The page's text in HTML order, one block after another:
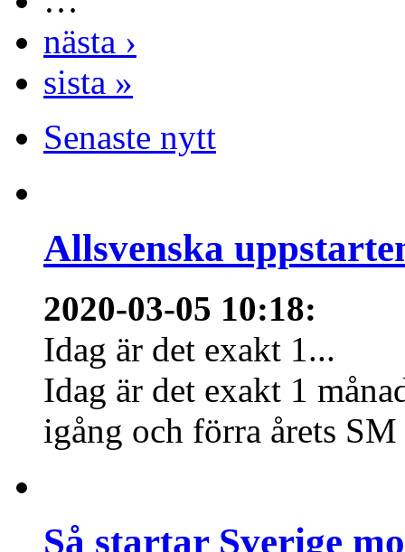
nästa ›
sista »
Senaste nytt
Allsvenska
2020-03-05 10:18:
Idag är det exakt 1...
Idag är det exakt 1
igång och förra årets
Så startar Sverige